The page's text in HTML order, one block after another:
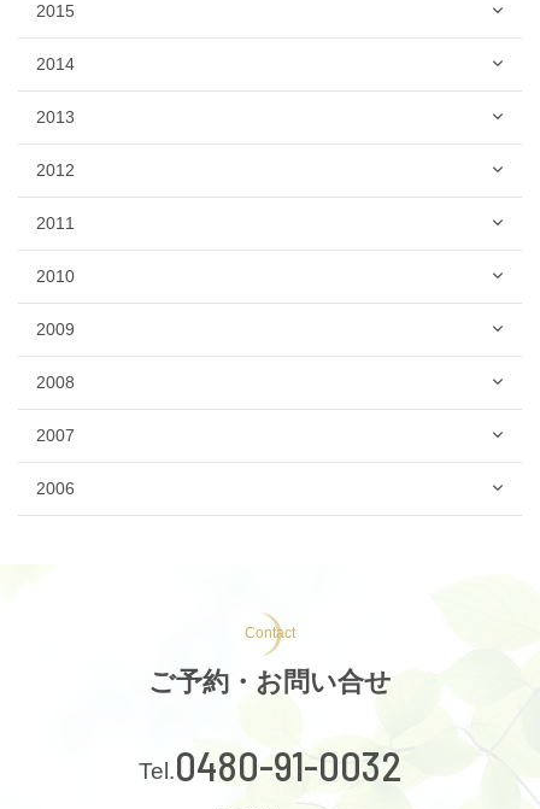
2015
2014
2013
2012
2011
2010
2009
2008
2007
2006
Contact
ご予約・お問い合せ
0480-91-0032